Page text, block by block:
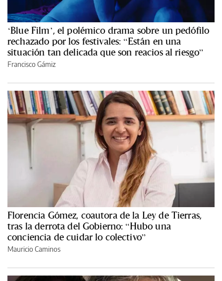
‘Blue Film’, el polémico drama sobre un pedófilo
rechazado por los festivales: “Están en una
situación tan delicada que son reacios al riesgo”
Francisco Gámiz
Florencia Gómez, coautora de la Ley de Tierras,
tras la derrota del Gobierno: “Hubo una
conciencia de cuidar lo colectivo”
Mauricio Caminos